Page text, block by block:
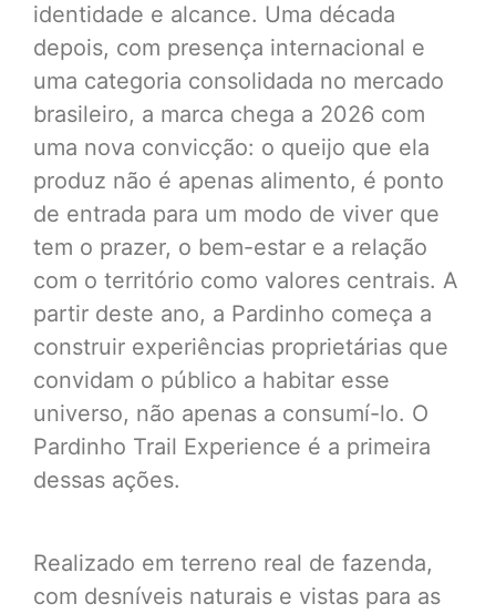
identidade e alcance. Uma década
depois, com presença internacional e
uma categoria consolidada no mercado
brasileiro, a marca chega a 2026 com
uma nova convicção: o queijo que ela
produz não é apenas alimento, é ponto
de entrada para um modo de viver que
tem o prazer, o bem-estar e a relação
com o território como valores centrais. A
partir deste ano, a Pardinho começa a
construir experiências proprietárias que
convidam o público a habitar esse
universo, não apenas a consumí-lo. O
Pardinho Trail Experience é a primeira
dessas ações.
Realizado em terreno real de fazenda,
com desníveis naturais e vistas para as